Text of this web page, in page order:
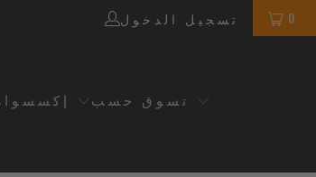
تسجيل الدخول 0
تسوق حسب